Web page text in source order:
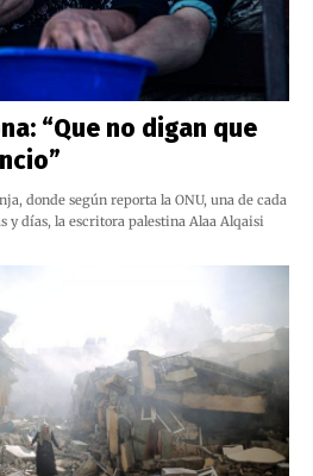
“Que no digan que
donde según reporta la ONU, una de cada
y días, la escritora palestina Alaa Alqaisi